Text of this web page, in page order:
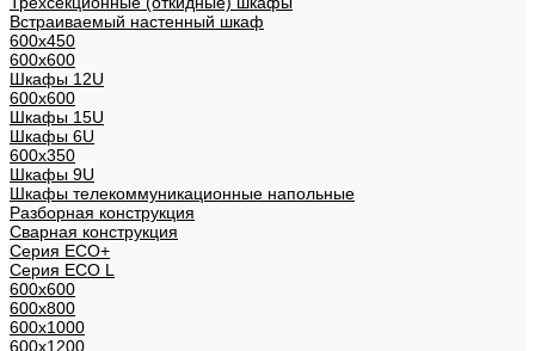
Встраиваемый настенный шкаф
600x450
600x600
Шкафы 12U
600x600
Шкафы 15U
Шкафы 6U
600x350
Шкафы 9U
Шкафы телекоммуникационные напольные
Разборная конструкция
Сварная конструкция
Серия ECO+
Серия ECO L
600x600
600x800
600х1000
600х1200